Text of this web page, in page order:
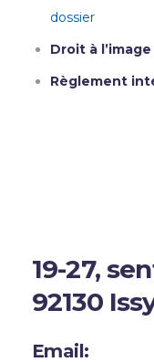
dossier
Droit à l’image
Règlement
19-27,
92130
Email: